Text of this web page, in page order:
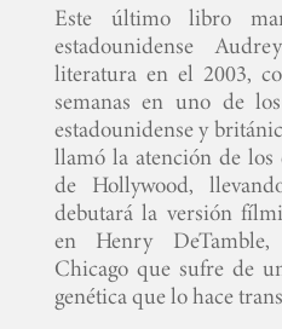
Este último libro
estadounidense
literatura en el 2003,
semanas en uno de
estadounidense y
llamó la atención de
de Hollywood,
debutará la versión
en Henry
Chicago que sufre de
genética que lo hace